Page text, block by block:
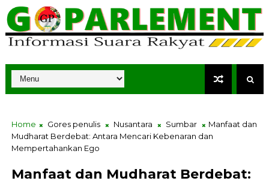
Home Gores penulis Nusantara Sumbar
Manfaat dan
Mudharat Berdebat: Antara Mencari Kebenaran dan
Mempertahankan Ego
Manfaat dan Mudharat Berdebat: